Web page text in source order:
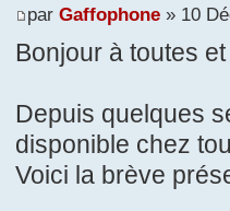
par Gaffophone» 10
Bonjour à toutes
Depuis quelques
disponible chez
Voici la brève